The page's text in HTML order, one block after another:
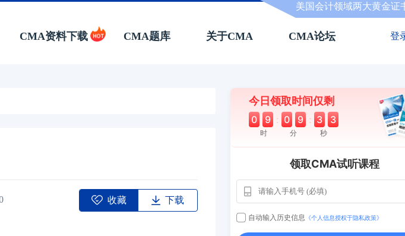
美国会计领域两大黄金证
CMA资料下载 CMA题库 关于CMA CMA论坛 登
收藏 下载
今日领取时间仅剩
0 9 : 0 9 : 3 2
时 分 秒
领取CMA试听课程
自动输入历史信息 《个人信息授权于隐私政策》
用户163 112****290